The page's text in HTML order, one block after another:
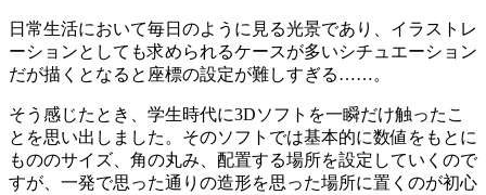
日常生活において毎日のように見る光景であり、イラストレ
ーションとしても求められるケースが多いシチュエーション
だが描くとなると座標の設定が難しすぎる……。
そう感じたとき、学生時代に3Dソフトを一瞬だけ触ったこ
とを思い出しました。そのソフトでは基本的に数値をもとに
もののサイズ、角の丸み、配置する場所を設定していくので
すが、一発で思った通りの造形を思った場所に置くのが初心